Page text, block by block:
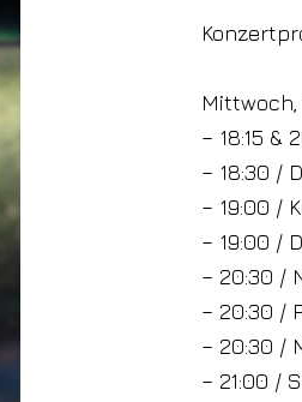
Mittwoch,
– 18:15
– 18:30 /
– 19:00 /
– 19:00 /
– 20:30 /
– 20:30 /
– 20:30 /
– 21:00 /